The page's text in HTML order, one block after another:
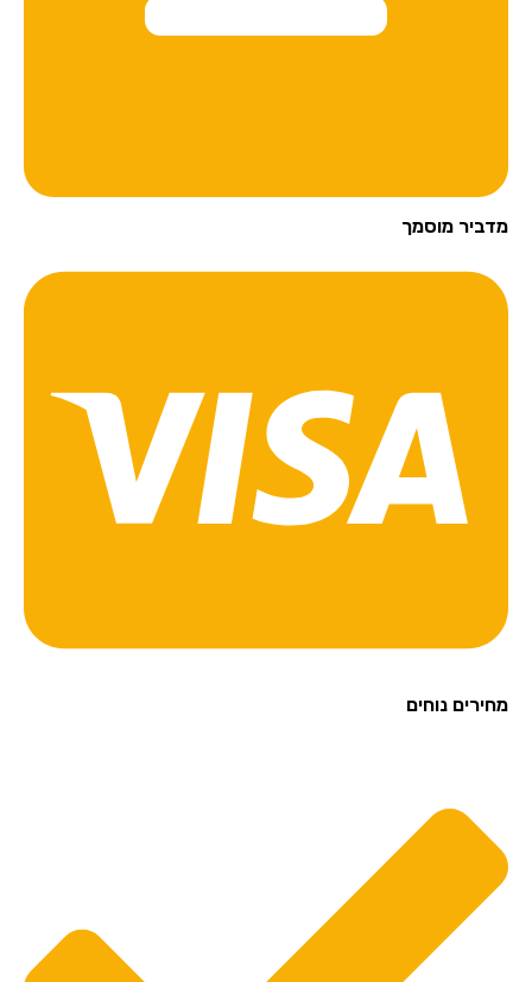
מדביר מוסמך
מחירים נוחים